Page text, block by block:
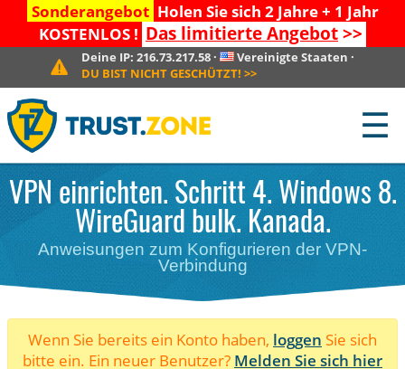
Sonderangebot Holen Sie sich 2 Jahre + 1 Jahr
KOSTENLOS ! Das limitierte Angebot>>
Deine IP:216.73.217.58 · Vereinigte Staaten ·
DU BIST NICHT GESCHÜTZT! >>
☰
VPN einrichten. Schritt 4. Windows 8.
WireGuard bulk. Kanada.
Anweisungen zum Konfigurieren der VPN-
Verbindung
Wenn Sie bereits ein Konto haben, loggen Sie sich
bitte ein. Ein neuer Benutzer? Melden Sie sich hier